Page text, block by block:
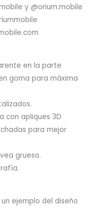
y @orium.mobile
en la parte
goma para máxima
con apliques 3D
para mejor
grueso.
ejemplo del diseño